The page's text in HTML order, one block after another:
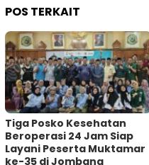
POS TERKAIT
Tiga Posko Kesehatan
Beroperasi 24 Jam Siap
Layani Peserta Muktamar
ke-35 di Jombang